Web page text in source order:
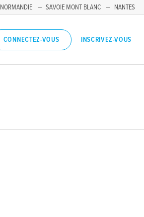
NORMANDIE SAVOIE MONT BLANC
NANTES
CONNECTEZ-VOUS INSCRIVEZ-VOUS